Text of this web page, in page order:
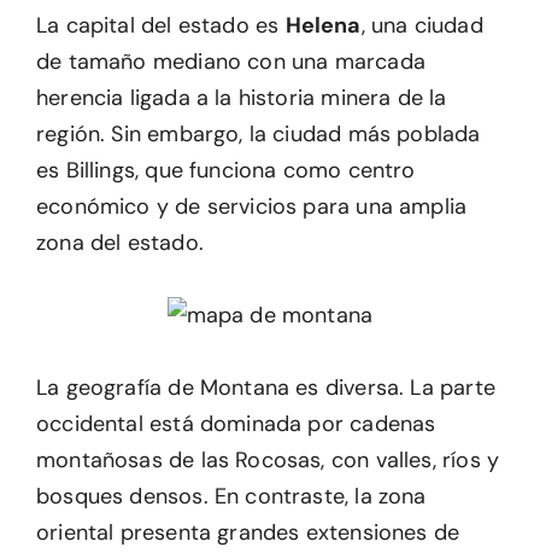
La capital del estado es Helena, una ciudad
de tamaño mediano con una marcada
herencia ligada a la historia minera de la
región. Sin embargo, la ciudad más poblada
es Billings, que funciona como centro
económico y de servicios para una amplia
zona del estado.
La geografía de Montana es diversa. La parte
occidental está dominada por cadenas
montañosas de las Rocosas, con valles, ríos y
bosques densos. En contraste, la zona
oriental presenta grandes extensiones de